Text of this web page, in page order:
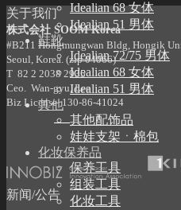
Idealian 68 女体
Idealian 51 男体
鞋靴
Idealian 72/75 男体
Idealian 68 女体
Idealian 51 男体
其他
其他配饰品
娃娃支架ㆍ棉包
化妆保养品
保养工具
组装工具
化妆工具
关于我们
株式会社 SOOM Korea
#B211 Hongmungwan Bldg, Hongik
Seoul, Korea. (zip 04066)
T 82 2 2038 2935
Ceo. Wan-gyu, Lee
Biz License 130-86-41024
新闻/公告